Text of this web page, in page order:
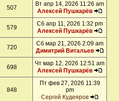
507
Вт апр 14, 2026 11:26 am
Алексей Пушкарёв
579
Сб апр 11, 2026 1:32 pm
Алексей Пушкарёв
720
Сб мар 21, 2026 2:09 am
Димитрий Витальев
698
Чт мар 12, 2026 12:51 am
Алексей Пушкарёв
848
Пт фев 27, 2026 11:39
pm
Сергей Кудеяров